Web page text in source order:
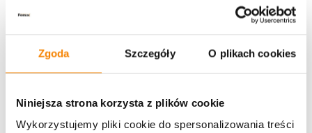
Zgoda Szczegóły O plikach cookies
Niniejsza strona korzysta z plików cookie
Wykorzystujemy pliki cookie do spersonalizowania treści
Pierwotna
wynosiła:
80,00
Aktualna
wynosi:
-
ilość
Nagrobny
Premium
+
DODAJ DO KOSZYKA